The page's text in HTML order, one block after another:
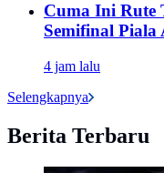
Cuma Ini Rute
Semifinal Piala
4 jam lalu
Selengkapnya
Berita Terbaru